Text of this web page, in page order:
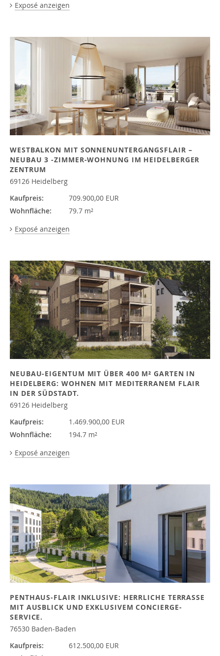
Exposé anzeigen
WESTBALKON MIT SONNENUNTERGANGSFLAIR –
NEUBAU 3 -ZIMMER-WOHNUNG IM HEIDELBERGER
ZENTRUM
69126 Heidelberg
Kaufpreis:
709.900,00 EUR
Wohnfläche:
79.7 m²
Exposé anzeigen
NEUBAU-EIGENTUM MIT ÜBER 400 M² GARTEN IN
HEIDELBERG: WOHNEN MIT MEDITERRANEM FLAIR
IN DER SÜDSTADT.
69126 Heidelberg
Kaufpreis:
1.469.900,00 EUR
Wohnfläche:
194.7 m²
Exposé anzeigen
PENTHAUS-FLAIR INKLUSIVE: HERRLICHE TERRASSE
MIT AUSBLICK UND EXKLUSIVEM CONCIERGE-
SERVICE.
76530 Baden-Baden
Kaufpreis:
612.500,00 EUR